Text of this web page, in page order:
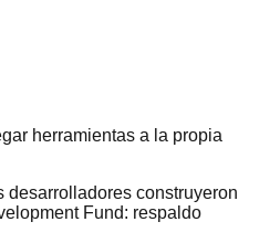
herramientas a la propia
construyeron
Fund: respaldo